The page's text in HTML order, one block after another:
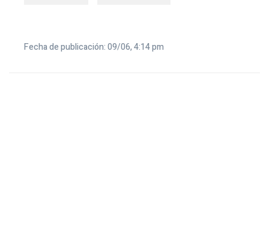
Fecha de publicación: 09/06, 4:14 pm